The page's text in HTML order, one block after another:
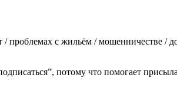
проблемах с жильём / мошенничестве /
потому что помогает